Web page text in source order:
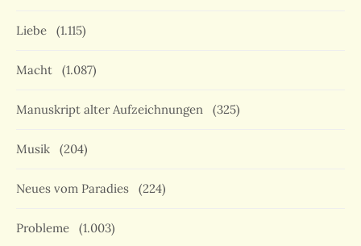
Liebe (1.115)
Macht (1.087)
Manuskript alter Aufzeichnungen (325)
Musik (204)
Neues vom Paradies (224)
Probleme (1.003)